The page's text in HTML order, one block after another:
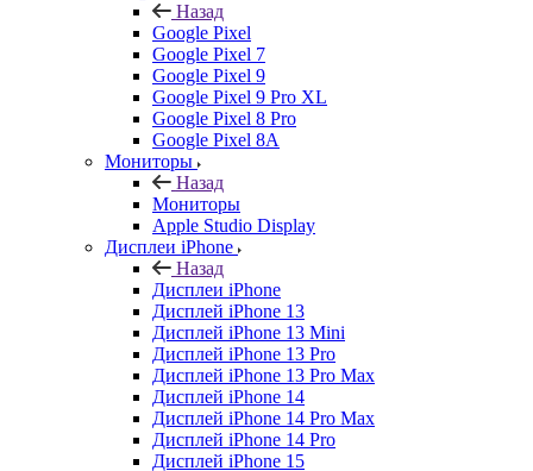
Назад
Google Pixel
Google Pixel 7
Google Pixel 9
Google Pixel 9 Pro XL
Google Pixel 8 Pro
Google Pixel 8A
Мониторы
Назад
Мониторы
Apple Studio Display
Дисплеи iPhone
Назад
Дисплеи iPhone
Дисплей iPhone 13
Дисплей iPhone 13 Mini
Дисплей iPhone 13 Pro
Дисплей iPhone 13 Pro Max
Дисплей iPhone 14
Дисплей iPhone 14 Pro Max
Дисплей iPhone 14 Pro
Дисплей iPhone 15